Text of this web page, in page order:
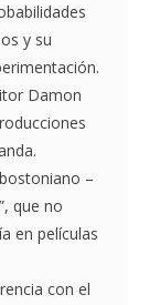
y su
Damon
–
que no
en películas
con el